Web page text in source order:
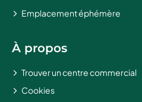
Emplacement éphémère
À propos
Trouver un centre commercial
Cookies